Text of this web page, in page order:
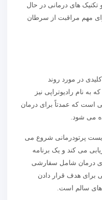
های درمانی در حال
مهم مراقبت از سرطان
در مورد روند
به نام رادیوتراپی نیز
است که عمدتاً برای درمان
می شود.
پرتودرمانی شروع می
می کند و یک برنامه
درمان شامل سفارشی
برای هدف قرار دادن
سالم است.